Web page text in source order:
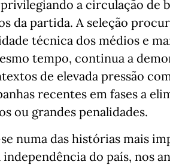
a circulação de
da partida. A seleção
técnica dos médios e
tempo, continua a
de elevada pressão
recentes em fases a
ou grandes penalidades.
numa das histórias mais
do país, nos